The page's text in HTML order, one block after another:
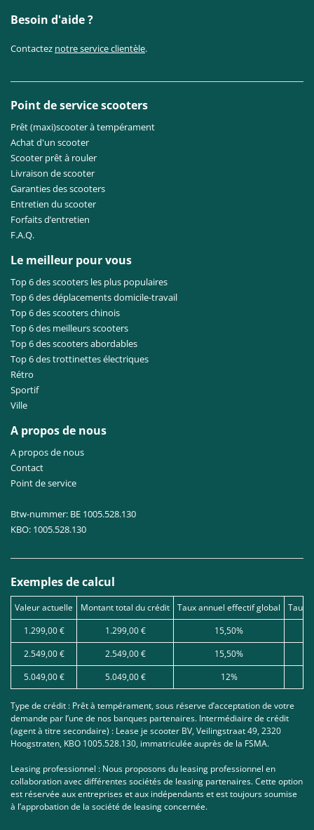
Besoin d'aide ?
Contactez notre service clientèle.
Point de service scooters
Prêt (maxi)scooter à tempérament
Achat d'un scooter
Scooter prêt à rouler
Livraison de scooter
Garanties des scooters
Entretien du scooter
Forfaits d’entretien
F.A.Q.
Le meilleur pour vous
Top 6 des scooters les plus populaires
Top 6 des déplacements domicile-travail
Top 6 des scooters chinois
Top 6 des meilleurs scooters
Top 6 des scooters abordables
Top 6 des trottinettes électriques
Rétro
Sportif
Ville
A propos de nous
A propos de nous
Contact
Point de service
Btw-nummer: BE 1005.528.130
KBO: 1005.528.130
Exemples de calcul
Valeur actuelle Montant total du crédit Taux annuel effectif global
Taux
1.299,00 €
1.299,00 €
15,50%
2.549,00 €
2.549,00 €
15,50%
5.049,00 €
5.049,00 € 12%
Type de crédit : Prêt à tempérament, sous réserve d’acceptation de votre
demande par l’une de nos banques partenaires. Intermédiaire de crédit
(agent à titre secondaire) : Lease je scooter BV, Veilingstraat 49, 2320
Hoogstraten, KBO 1005.528.130, immatriculée auprès de la FSMA.
Leasing professionnel : Nous proposons du leasing professionnel en
collaboration avec différentes sociétés de leasing partenaires. Cette option
est réservée aux entreprises et aux indépendants et est toujours soumise
à l’approbation de la société de leasing concernée.